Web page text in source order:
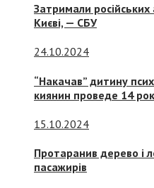
Затримали російських
Києві, — СБУ
24.10.2024
“Накачав” дитину
киянин проведе 14
15.10.2024
Протаранив дерево і
пасажирів